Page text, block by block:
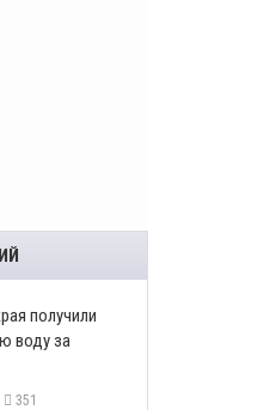
получили
воду за
351